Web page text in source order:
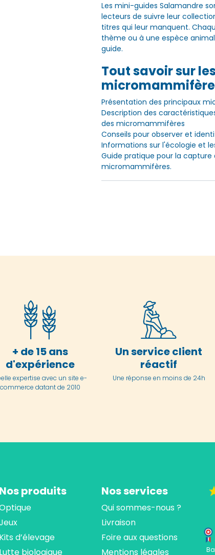
Les mini-guides Salamandre
lecteurs de suivre leur
titres qui leur manquent.
thème ou à une espèce
guide.
Tout savoir sur
Présentation des principaux
Description des
des micromammifères
Conseils pour observer et
Informations sur l'écologie et
Guide pratique pour la
micromammifères.
+ de 15 ans
d'expérience
expertise avec un site e-
commerce datant de 2010
Un service client
réactif
Une réponse en moins de 24h
Nos produits
Kits d’élevage
Lutte biologique
Nos services
Qui sommes-nous ?
Livraison
Foire aux questions
Mentions légales